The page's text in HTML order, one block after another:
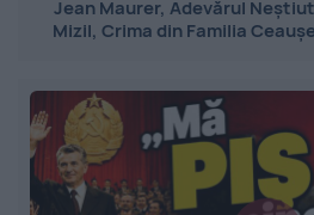
Jean Maurer, Adevărul
Mizil, Crima din Familia